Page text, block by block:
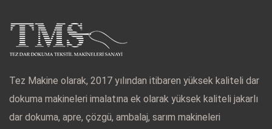
Tez Makine olarak, 2017 yılından itibaren yüksek kaliteli dar
dokuma makineleri imalatına ek olarak yüksek kaliteli jakarlı
dar dokuma, apre, çözgü, ambalaj, sarım makineleri